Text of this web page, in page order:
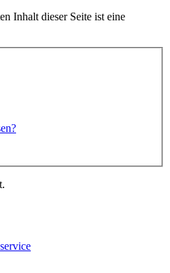
Inhalt dieser Seite ist eine